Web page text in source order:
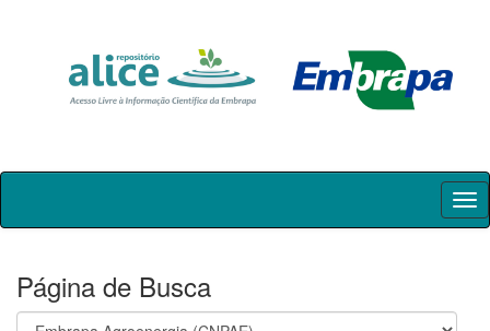
Skip
Página de Busca